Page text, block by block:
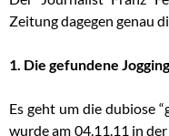
Zeitung dagegen genau
1. Die gefundene
Es geht um die dubiose
wurde am 04.11.11 in